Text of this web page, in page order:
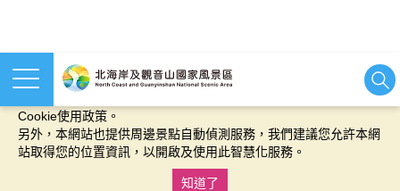
本網站使用cookies等相關技術以持續優化網站服務，並有助於為
Cookie使用政策。
另外，本網站也提供周邊景點自動偵測服務，我們建議您允許本網
站取得您的位置資訊，以開啟及使用此智慧化服務。
知道了